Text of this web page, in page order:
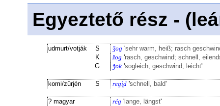
Egyeztető rész -
udmurt/votják S ǯog 'sehr warm, heiß; rasch
K
žog 'rasch, geschwind; schnell,
G
ǯok 'sogleich, geschwind, leicht'
komi/zürjén S regi̮d 'schnell, bald'
? magyar rég ' lange, längst'